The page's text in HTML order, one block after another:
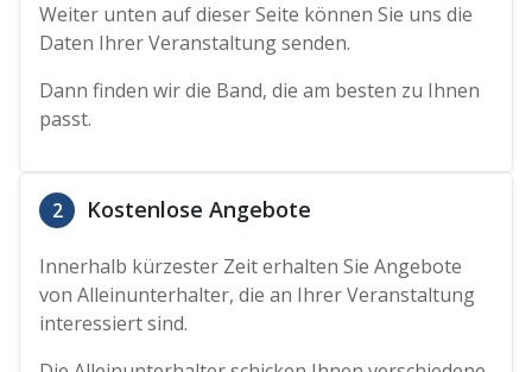
Weiter unten auf dieser Seite können Sie uns die
Daten Ihrer Veranstaltung senden.
Dann finden wir die Band, die am besten zu Ihnen
passt.
2 Kostenlose Angebote
Innerhalb kürzester Zeit erhalten Sie Angebote
von Alleinunterhalter, die an Ihrer Veranstaltung
interessiert sind.